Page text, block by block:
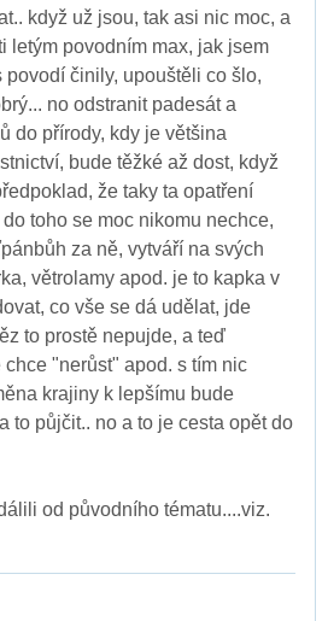
když už jsou, tak asi nic moc, a
letým povodním max, jak jsem
povodí činily, upouštěli co šlo,
no odstranit padesát a
do přírody, kdy je většina
bude těžké až dost, když
že taky ta opatření
toho se moc nikomu nechce,
za ně, vytváří na svých
větrolamy apod. je to kapka v
co vše se dá udělat, jde
to prostě nepujde, a teď
"nerůst" apod. s tím nic
krajiny k lepšímu bude
to půjčit.. no a to je cesta opět do
od původního tématu....viz.